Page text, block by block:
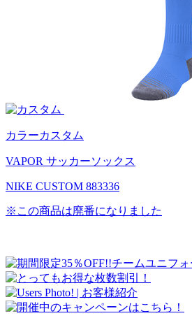
カラーカスタム
VAPOR サッカーソックス
NIKE CUSTOM 883336
※この商品は廃番になりました